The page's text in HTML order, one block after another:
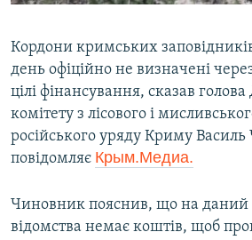
Усі сайти RFE/RL
Кордони кримських
день офіційно не визначені
цілі фінансування, сказав
комітету з лісового і
російського уряду Криму Василь
повідомляє Крым.Медиа.
Чиновник пояснив, що на
відомства немає коштів, щоб